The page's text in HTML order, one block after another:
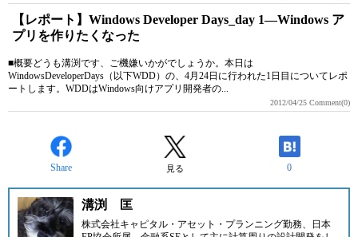
【レポート】Windows Developer Days_day 1―Windows ア
プリを作りたくなった
■概要どうも溝渕です、ご機嫌いかがでしょうか。本日は
WindowsDeveloperDays（以下WDD）の、4月24日に行われた1日目についてレポ
ートします。WDDはWindows向けアプリ開発者の...
2012/04/25 Comment(0)
Share 見る 0
溝渕 匡
株式会社キャピタル・アセット・プランニング勤務、日本